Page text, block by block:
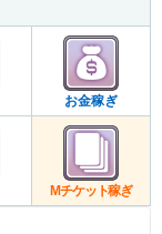
お金稼ぎ
Mチケット稼ぎ